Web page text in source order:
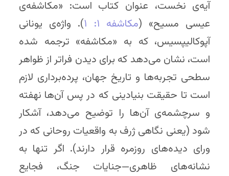
آیه‌ی نخست، عنوان کتاب است: «مکاشفه‌ی
عیسی مسیح» (مکاشفه ۱: ۱
). واژه‌ی یونانی
آپوکالیپسیس، که به «مکاشفه» ترجمه شده
است، نشان می‌دهد که برای دیدن فراتر از ظواهر
سطحی تجربه‌ها و تاریخ جهان، پرده‌برداری لازم
است تا حقیقت بنیادینی که در پس آن‌ها نهفته
و سرچشمه‌ی آن‌ها را توضیح می‌دهد، آشکار
شود (یعنی نگاهی ژرف به واقعیات روحانی که در
ورای دیده‌های روزمره قرار دارند). اگر تنها به
نشانه‌های ظاهری—جنایات جنگ، فجایع